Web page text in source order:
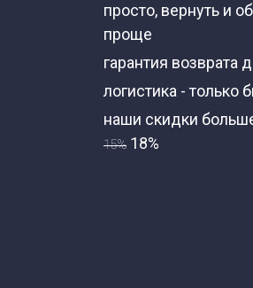
просто, вернуть и
проще
гарантия
логистика - только
наши скидки
15% 18%